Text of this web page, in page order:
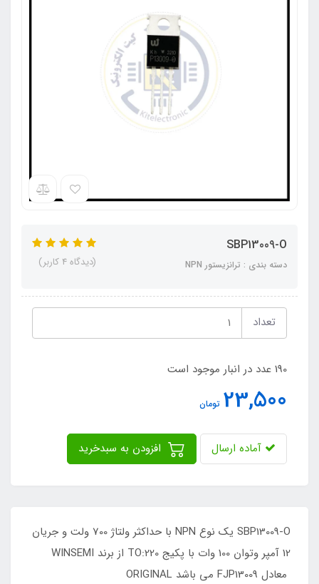
SBP13009-O
دسته بندی : ترانزیستور NPN (دیدگاه 4 کاربر)
تعداد
190 عدد در انبار موجود است
23,500 تومان
آماده ارسال
SBP13009-O یک نوع NPN با حداکثر ولتاژ 700 ولت و جریان
12 آمپر وتوان 100 وات با پکیج TO:220 از برند WINSEMI
معادل FJP13009 می باشد ORIGINAL